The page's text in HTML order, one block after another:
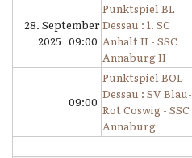
28. September
2025 09:00
Punktspiel BL
Dessau : 1. SC
Anhalt II - SSC
Annaburg II
09:00
Punktspiel BOL
Dessau : SV Blau-
Rot Coswig - SSC
Annaburg